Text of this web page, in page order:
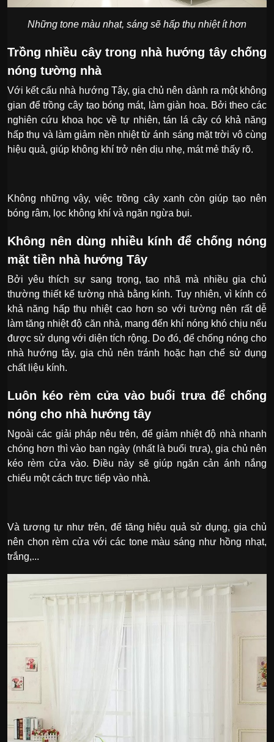
Những tone màu nhạt, sáng sẽ hấp thụ nhiệt ít hơn
Trồng nhiều cây trong nhà hướng tây chống
nóng tường nhà
Với kết cấu nhà hướng Tây, gia chủ nên dành ra một không
gian để trồng cây tạo bóng mát, làm giàn hoa. Bởi theo các
nghiên cứu khoa học về tự nhiên, tán lá cây có khả năng
hấp thụ và làm giảm nền nhiệt từ ánh sáng mặt trời vô cùng
hiệu quả, giúp không khí trở nên dịu nhẹ, mát mẻ thấy rõ.
Không những vậy, việc trồng cây xanh còn giúp tạo nên
bóng râm, lọc không khí và ngăn ngừa bụi.
Không nên dùng nhiều kính để chống nóng
mặt tiền nhà hướng Tây
Bởi yêu thích sự sang trọng, tao nhã mà nhiều gia chủ
thường thiết kế tường nhà bằng kính. Tuy nhiên, vì kính có
khả năng hấp thụ nhiệt cao hơn so với tường nên rất dễ
làm tăng nhiệt độ căn nhà, mang đến khí nóng khó chịu nếu
được sử dụng với diện tích rộng. Do đó, để chống nóng cho
nhà hướng tây, gia chủ nên tránh hoặc hạn chế sử dụng
chất liệu kính.
Luôn kéo rèm cửa vào buổi trưa để chống
nóng cho nhà hướng tây
Ngoài các giải pháp nêu trên, để giảm nhiệt độ nhà nhanh
chóng hơn thì vào ban ngày (nhất là buổi trưa), gia chủ nên
kéo rèm cửa vào. Điều này sẽ giúp ngăn cản ánh nắng
chiếu một cách trực tiếp vào nhà.
Và tương tự như trên, để tăng hiệu quả sử dụng, gia chủ
nên chọn rèm cửa với các tone màu sáng như hồng nhạt,
trắng,...